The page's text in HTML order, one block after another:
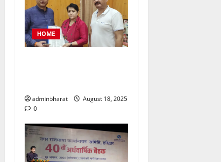
HOME
adminbharat
August 18, 2025
0